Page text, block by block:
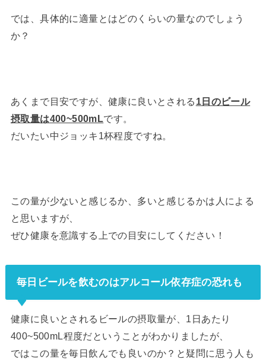
では、具体的に適量とはどのくらいの量なのでしょう
か？
あくまで目安ですが、健康に良いとされる 1日のビール
摂取量は400~500mL です。
だいたい中ジョッキ1杯程度ですね。
この量が少ないと感じるか、多いと感じるかは人による
と思いますが、
ぜひ健康を意識する上での目安にしてください！
毎日ビールを飲むのはアルコール依存症の恐れも
健康に良いとされるビールの摂取量が、1日あたり
400~500mL程度だということがわかりましたが、
ではこの量を毎日飲んでも良いのか？と疑問に思う人も